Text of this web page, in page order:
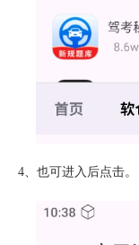
4、也可进入后点击。